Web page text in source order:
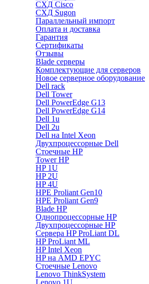
СХД Cisco
СХД Sugon
Параллельный импорт
Оплата и доставка
Гарантия
Сертификаты
Отзывы
Blade серверы
Комплектующие для серверов
Новое серверное оборудование
Dell rack
Dell Tower
Dell PowerEdge G13
Dell PowerEdge G14
Dell 1u
Dell 2u
Dell на Intel Xeon
Двухпроцессорные Dell
Стоечные HP
Tower HP
HP 1U
HP 2U
HP 4U
HPE Proliant Gen10
HPE Proliant Gen9
Blade HP
Однопроцессорные HP
Двухпроцессорные HP
Сервера HP ProLiant DL
HP ProLiant ML
HP Intel Xeon
HP на AMD EPYC
Стоечные Lenovo
Lenovo ThinkSystem
Lenovo 1U